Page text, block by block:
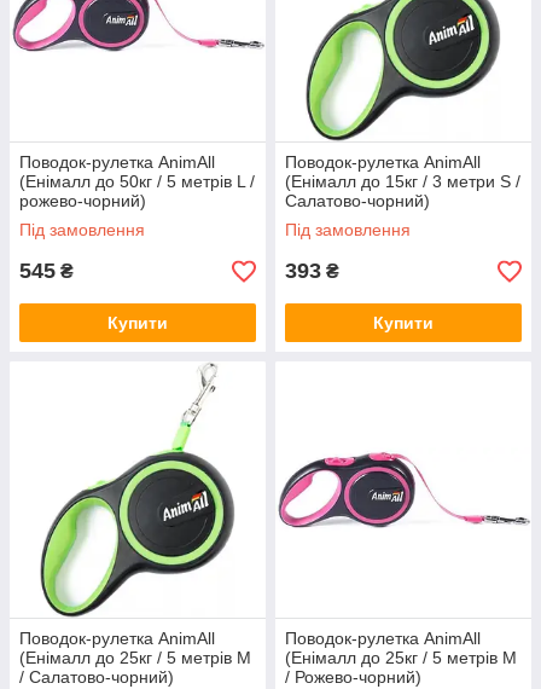
Поводок-рулетка AnimАll
(Енімалл до 50кг / 5 метрів L /
рожево-чорний)
Під замовлення
545 ₴
Купити
Поводок-рулетка AnimАll
(Енімалл до 15кг / 3 метри S /
Салатово-чорний)
Під замовлення
393 ₴
Купити
Поводок-рулетка AnimAll
(Енімалл до 25кг / 5 метрів М
/ Салатово-чорний)
Поводок-рулетка AnimАll
(Енімалл до 25кг / 5 метрів М
/ Рожево-чорний)